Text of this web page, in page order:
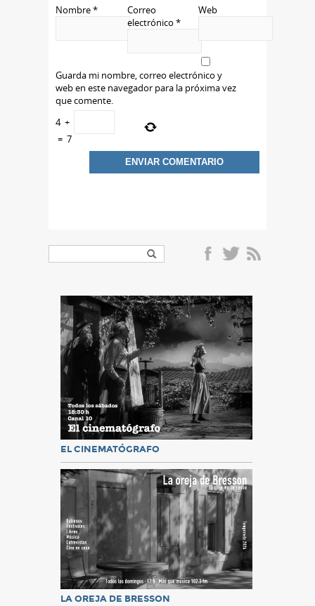
Nombre*
Correo
electrónico *
Web
Guarda mi nombre, correo electrónico y
web en este navegador para la próxima vez
que comente.
4 +
= 7
EL CINEMATÓGRAFO
LA OREJA DE BRESSON